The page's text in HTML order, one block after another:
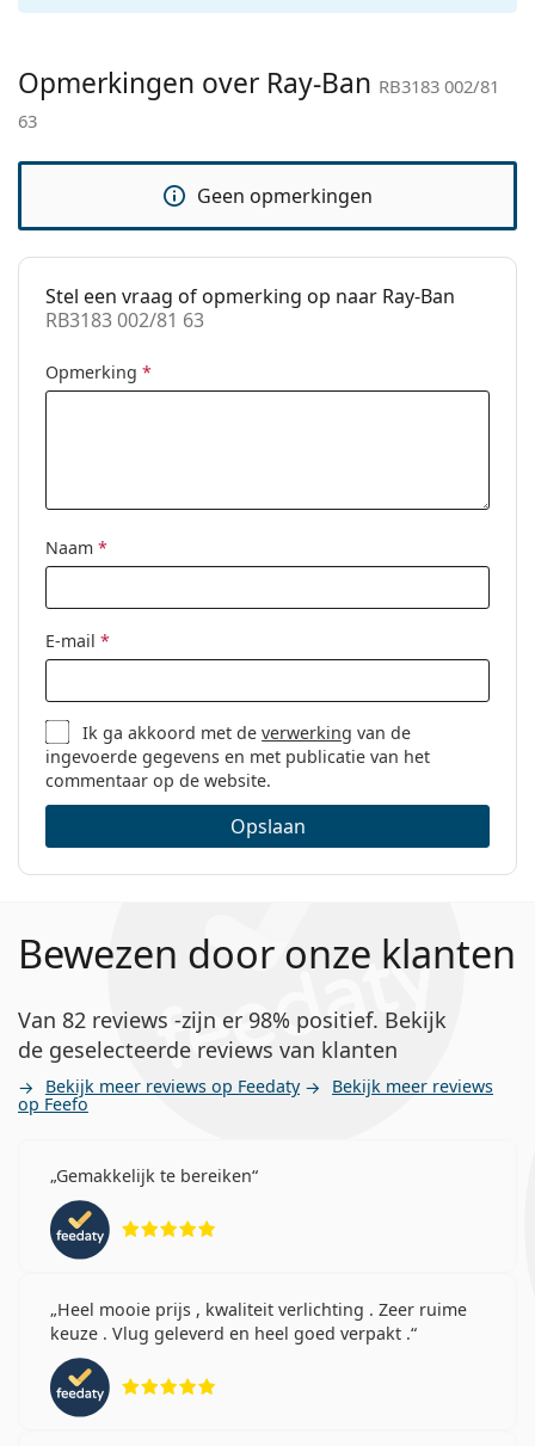
Functie:
Fashion
Code:
Voorschrift
No
Opmerkingen over Ray-Ban RB3183 002/81
63
Geen opmerkingen
Stel een vraag of opmerking op naar Ray-Ban
RB3183 002/81 63
Opmerking *
Naam *
E-mail *
Ik ga akkoord met deverwerking van de
ingevoerde gegevens en met publicatie van het
commentaar op de website.
Opslaan
Bewezen door onze klanten
Van 82 reviews -zijn er 98% positief. Bekijk
de geselecteerde reviews van klanten
Bekijk meer reviews op Feedaty Bekijk meer reviews
op Feefo
Gemakkelijk te bereiken
Heel mooie prijs , kwaliteit verlichting . Zeer ruime
keuze . Vlug geleverd en heel goed verpakt .